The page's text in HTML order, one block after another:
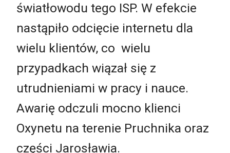
światłowodu tego ISP. W efekcie
nastąpiło odcięcie internetu dla
wielu klientów, co wielu
przypadkach wiązał się z
utrudnieniami w pracy i nauce.
Awarię odczuli mocno klienci
Oxynetu na terenie Pruchnika oraz
części Jarosławia.